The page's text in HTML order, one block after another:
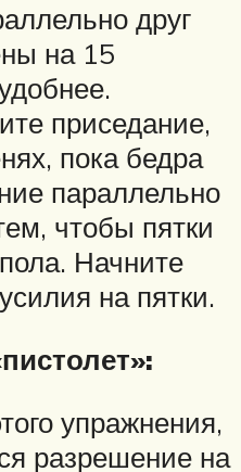
друг
на 15
приседание,
пока бедра
параллельно
чтобы пятки
Начните
на пятки.
упражнения,
разрешение на